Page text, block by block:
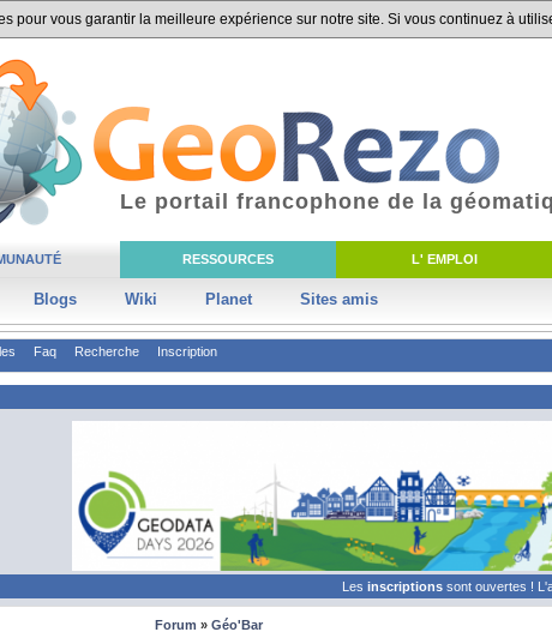
pour vous garantir la meilleure expérience sur notre site. Si vous continuez à
RESSOURCES L' EMPLOI
Blogs Wiki Planet Sites amis
Le portail francophone de la
Faq Recherche Inscription
Les inscriptions sont ouvertes !
Forum » Géo'Bar